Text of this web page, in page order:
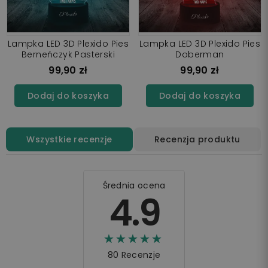
Lampka LED 3D Plexido Pies
Berneńczyk Pasterski
99,90 zł
Dodaj do koszyka
Lampka LED 3D Plexido Pies
Doberman
99,90 zł
Dodaj do koszyka
Wszystkie recenzje Recenzja produktu
Średnia ocena
4.9
☆☆☆☆☆
★★★★★
80 Recenzje